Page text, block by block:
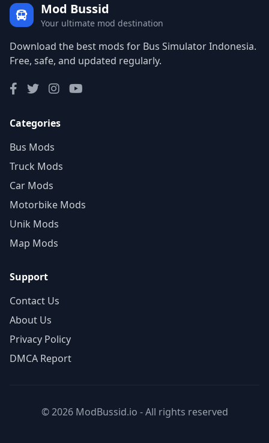
Mod Bussid
Your ultimate mod destination
Download the best mods for Bus Simulator Indonesia.
Free, safe, and updated regularly.
Categories
Bus Mods
Truck Mods
Car Mods
Motorbike Mods
Unik Mods
Map Mods
Support
Contact Us
About Us
Privacy Policy
DMCA Report
© 2026 ModBussid.io - All rights reserved